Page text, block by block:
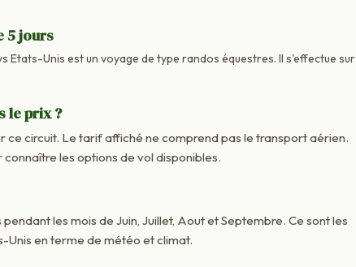
5 jours
Etats-Unis est un voyage de type randos équestres. Il s'effectue sur
le prix ?
ce circuit. Le tarif affiché ne comprend pas le transport aérien.
les options de vol disponibles.
les mois de Juin, Juillet, Aout et Septembre. Ce sont les
Unis en terme de météo et climat.